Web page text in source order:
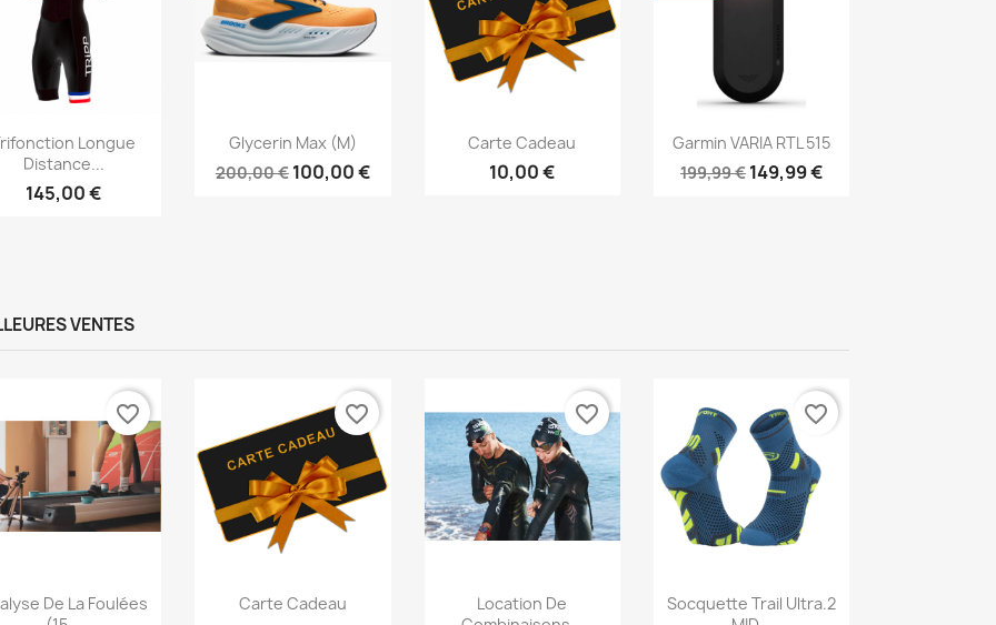
Aperçu rapide
Longue
Distance...
145,00 €
Aperçu rapide
Glycerin Max (M)
200,00 € 100,00 €
Aperçu rapide
Carte Cadeau
10,00 €
Aperçu rapide
Garmin VARIA RTL 515
199,99 € 149,99 €
VENTES
Aperçu rapide
De La Foulées
favorite_border
Aperçu rapide
Carte Cadeau
favorite_border
Aperçu rapide
Location De
favorite_border
Aperçu rapide
Socquette Trail Ultra.2
favorite_border